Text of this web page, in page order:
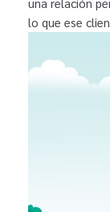
lo que ese